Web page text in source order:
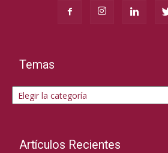
Temas
Temas
Artículos Recientes